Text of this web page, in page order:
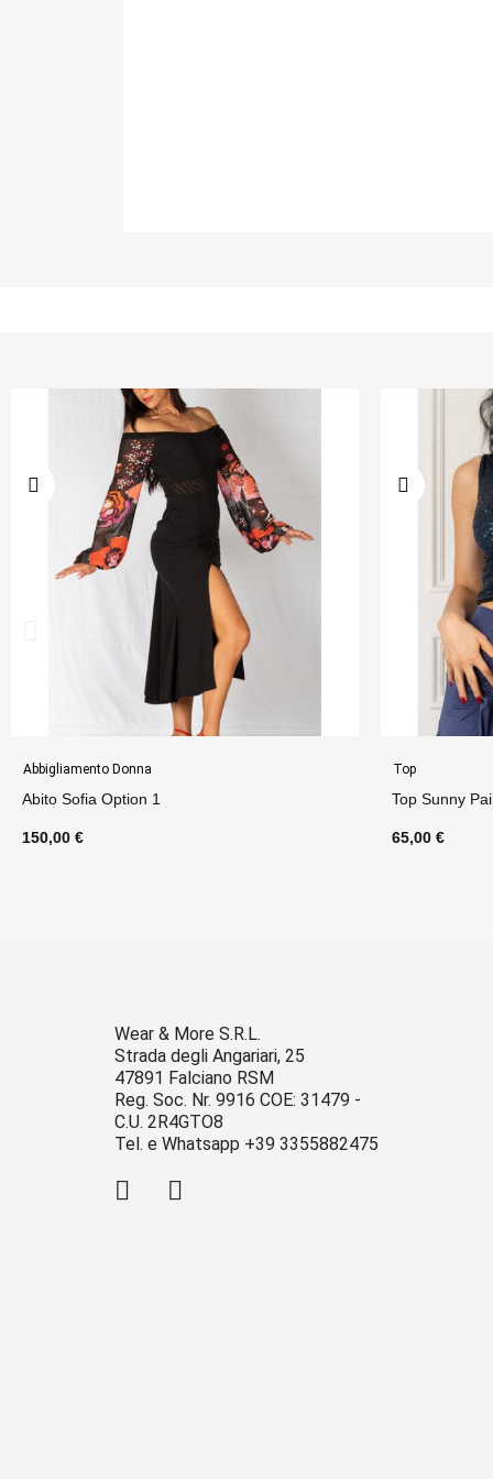
Top
Top Sunny Paillettes Option 6
65,00 €
Top
Top Giorgia
65,00 €
Wear & More S.R.L.
Strada degli Angariari, 25
47891 Falciano RSM
Reg. Soc. Nr. 9916 COE: 31479 -
C.U. 2R4GTO8
Tel. e Whatsapp +39 3355882475